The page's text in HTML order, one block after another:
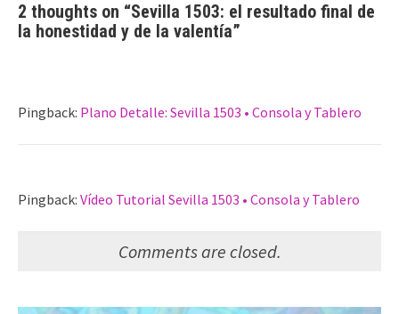
2 thoughts on “Sevilla 1503: el resultado final de
la honestidad y de la valentía”
Pingback: Plano Detalle: Sevilla 1503 • Consola y Tablero
Pingback: Vídeo Tutorial Sevilla 1503 • Consola y Tablero
Comments are closed.